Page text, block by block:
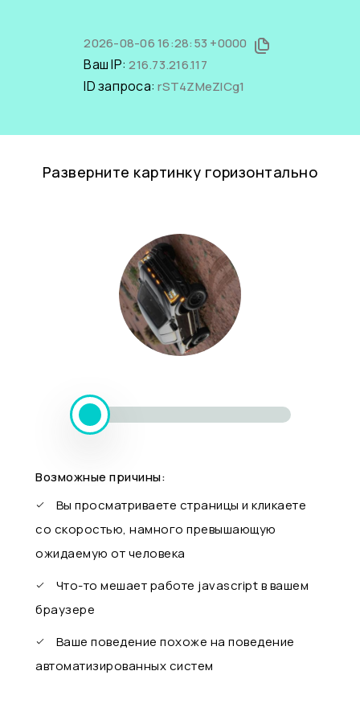
2026-08-06 16:28:53 +0000
Ваш IP:216.73.216.117
ID запроса:rST4ZMeZICg1
Разверните картинку горизонтально
Возможные причины:
Вы просматриваете страницы и кликаете
со скоростью, намного превышающую
ожидаемую от человека
Что-то мешает работе javascript в вашем
браузере
Ваше поведение похоже на поведение
автоматизированных систем